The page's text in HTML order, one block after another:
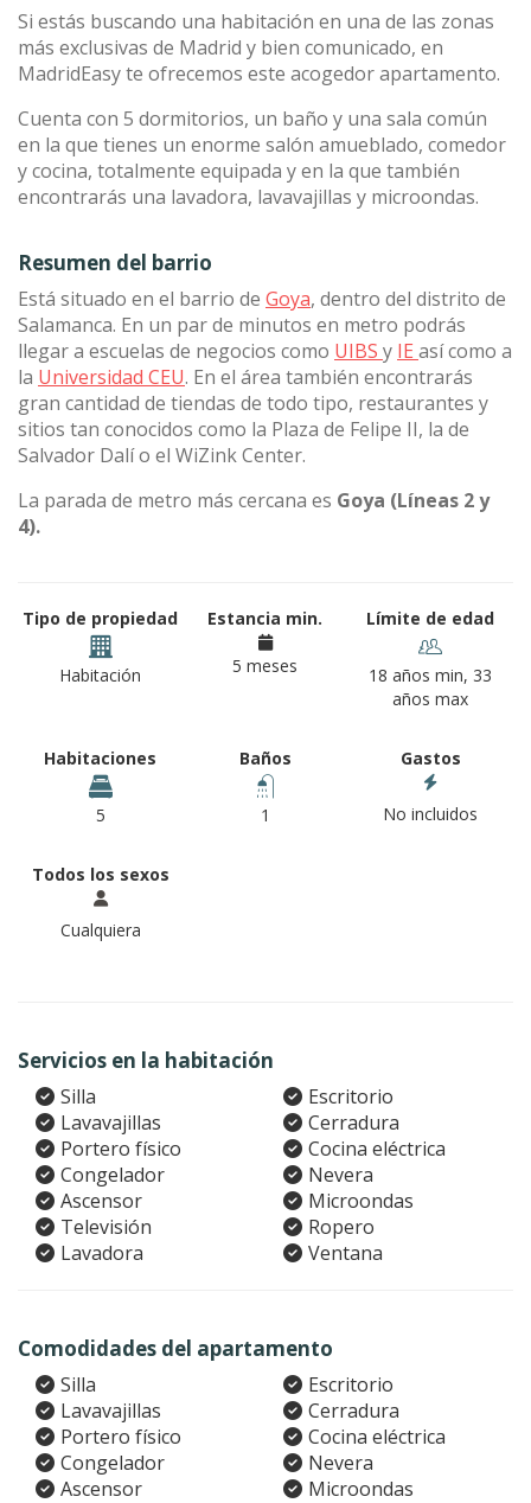
Si estás buscando una habitación en una de las zonas
más exclusivas de Madrid y bien comunicado, en
MadridEasy te ofrecemos este acogedor apartamento.
Cuenta con 5 dormitorios, un baño y una sala común
en la que tienes un enorme salón amueblado, comedor
y cocina, totalmente equipada y en la que también
encontrarás una lavadora, lavavajillas y microondas.
Resumen del barrio
Está situado en el barrio de Goya, dentro del distrito de
Salamanca. En un par de minutos en metro podrás
llegar a escuelas de negocios como UIBS y IE así como a
la Universidad CEU. En el área también encontrarás
gran cantidad de tiendas de todo tipo, restaurantes y
sitios tan conocidos como la Plaza de Felipe II, la de
Salvador Dalí o el WiZink Center.
La parada de metro más cercana es Goya (Líneas 2 y
4).
Tipo de propiedad
Habitación
Estancia min.
5 meses
Límite de edad
18 años min, 33
años max
Habitaciones
5
Baños
1
Gastos
No incluidos
Todos los sexos
Cualquiera
Servicios en la habitación
Silla
Escritorio
Lavavajillas
Cerradura
Portero físico
Cocina eléctrica
Congelador
Nevera
Ascensor
Microondas
Televisión
Ropero
Lavadora
Ventana
Comodidades del apartamento
Silla
Escritorio
Lavavajillas
Cerradura
Portero físico
Cocina eléctrica
Congelador
Nevera
Ascensor
Microondas